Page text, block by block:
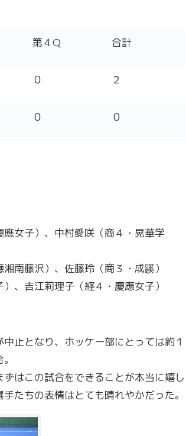
第４Q 合計
０ ２
０ ０
女子）、中村愛咲（商４・晃華学
南藤沢）、佐藤玲（商３・成蹊）
、吉江莉理子（経４・慶應女子）
止となり、ホッケー部にとっては約１
はこの試合をできることが本当に嬉し
たちの表情はとても晴れやかだった。